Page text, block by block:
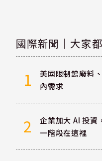
國際新聞｜大家
1
美國限制鎢廢料
內需求
2
企業加大 AI 投
一階段在這裡